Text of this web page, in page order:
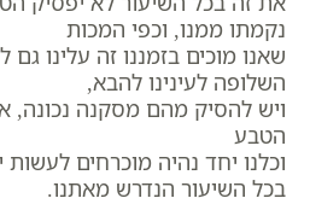
נקמתו ממנו, וכפי המכות
שאנו מוכים בזמננו זה עלינו
השלופה לעינינו להבא,
ויש להסיק מהם מסקנה נכונה,
הטבע
וכלנו יחד נהיה מוכרחים
בכל השיעור הנדרש מאתנו.